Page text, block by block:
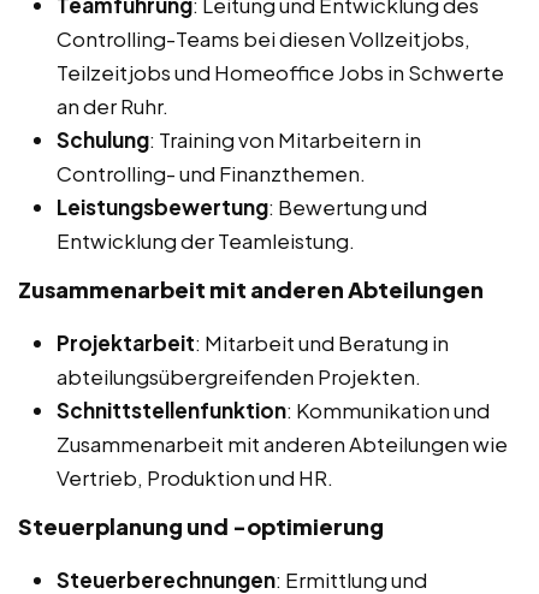
Controlling-Teams bei diesen Vollzeitjobs,
Teilzeitjobs und Homeoffice Jobs in Schwerte
an der Ruhr.
Schulung: Training von Mitarbeitern in
Controlling- und Finanzthemen.
Leistungsbewertung: Bewertung und
Entwicklung der Teamleistung.
Zusammenarbeit mit anderen Abteilungen
Projektarbeit: Mitarbeit und Beratung in
abteilungsübergreifenden Projekten.
Schnittstellenfunktion: Kommunikation und
Zusammenarbeit mit anderen Abteilungen wie
Vertrieb, Produktion und HR.
Steuerplanung und -optimierung
Steuerberechnungen: Ermittlung und